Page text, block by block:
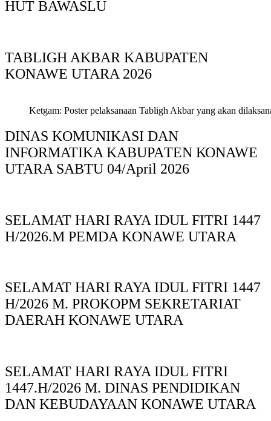
HUT BAWASLU
TABLIGH AKBAR KABUPATEN
KONAWE UTARA 2026
Ketgam: Poster pelaksanaan Tabligh Akbar yang akan
DINAS KOMUNIKASI DAN
INFORMATIKA KABUPAΤΕΝ ΚΟNAWE
UTARA SABTU 04/April 2026
SELAMAT HARI RAYA IDUL FITRI 1447
H/2026.M PEMDA KONAWE UTARA
SELAMAT HARI RAYA IDUL FITRI 1447
H/2026 M. PROKOPM SEKRETARIAT
DAERAH KONAWE UTARA
SELAMAT HARI RAYA IDUL FITRI
1447.H/2026 M. DINAS PENDIDIKAN
DAN KEBUDAYAAN KONAWE UTARA